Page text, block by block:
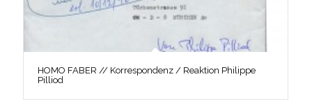
HOMO FABER // Korrespondenz / Reaktion Philippe
Pilliod